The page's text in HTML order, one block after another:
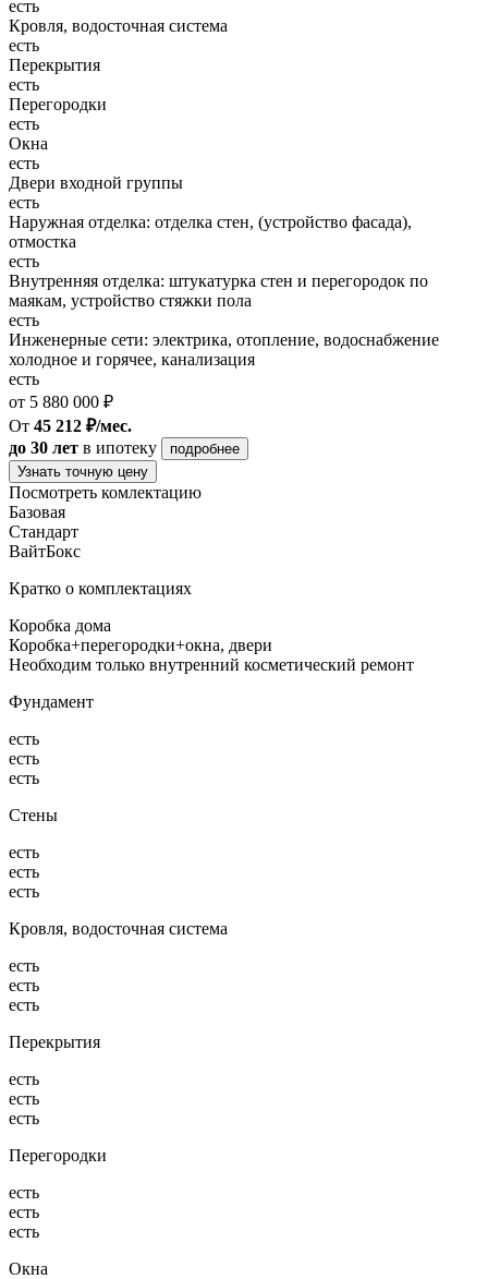
есть
Кровля, водосточная система
есть
Перекрытия
есть
Перегородки
есть
Окна
есть
Двери входной группы
есть
Наружная отделка: отделка стен, (устройство фасада),
отмостка
есть
Внутренняя отделка: штукатурка стен и перегородок по
маякам, устройство стяжки пола
есть
Инженерные сети: электрика, отопление, водоснабжение
холодное и горячее, канализация
есть
от 5 880 000 ₽
От 45 212 ₽/мес.
до 30 лет в ипотеку
подробнее
Узнать точную цену
Посмотреть комлектацию
Базовая
Стандарт
ВайтБокс
Кратко о комплектациях
Коробка дома
Коробка+перегородки+окна, двери
Необходим только внутренний косметический ремонт
Фундамент
есть
есть
есть
Стены
есть
есть
есть
Кровля, водосточная система
есть
есть
есть
Перекрытия
есть
есть
есть
Перегородки
есть
есть
есть
Окна